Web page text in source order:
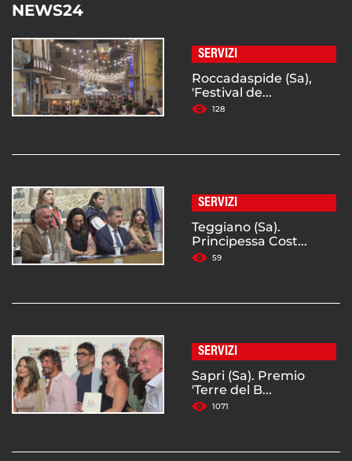
NEWS24
SERVIZI
Roccadaspide (Sa),
'Festival de...
128
SERVIZI
Teggiano (Sa).
Principessa Cost...
59
SERVIZI
Sapri (Sa). Premio
'Terre del B...
1071